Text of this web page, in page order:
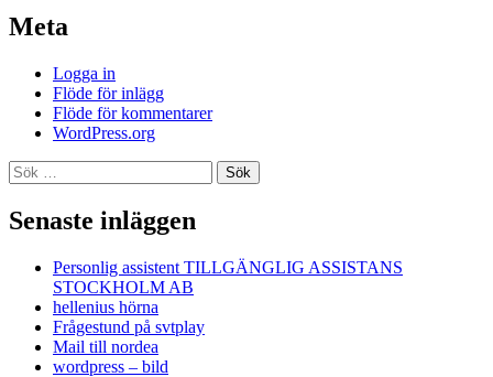
Meta
Logga in
Flöde för inlägg
Flöde för kommentarer
WordPress.org
Sök
efter:
Senaste inläggen
Personlig assistent TILLGÄNGLIG ASSISTANS
STOCKHOLM AB
hellenius hörna
Frågestund på svtplay
Mail till nordea
wordpress – bild